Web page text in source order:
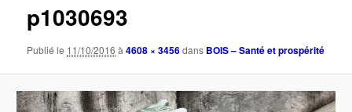
p1030693
Publié le 11/10/2016 à4608 × 3456dans BOIS – Santé et prospérité